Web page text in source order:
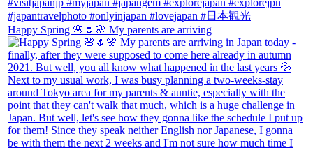
Happy Spring 🌸🌷🌸 My parents are arriving